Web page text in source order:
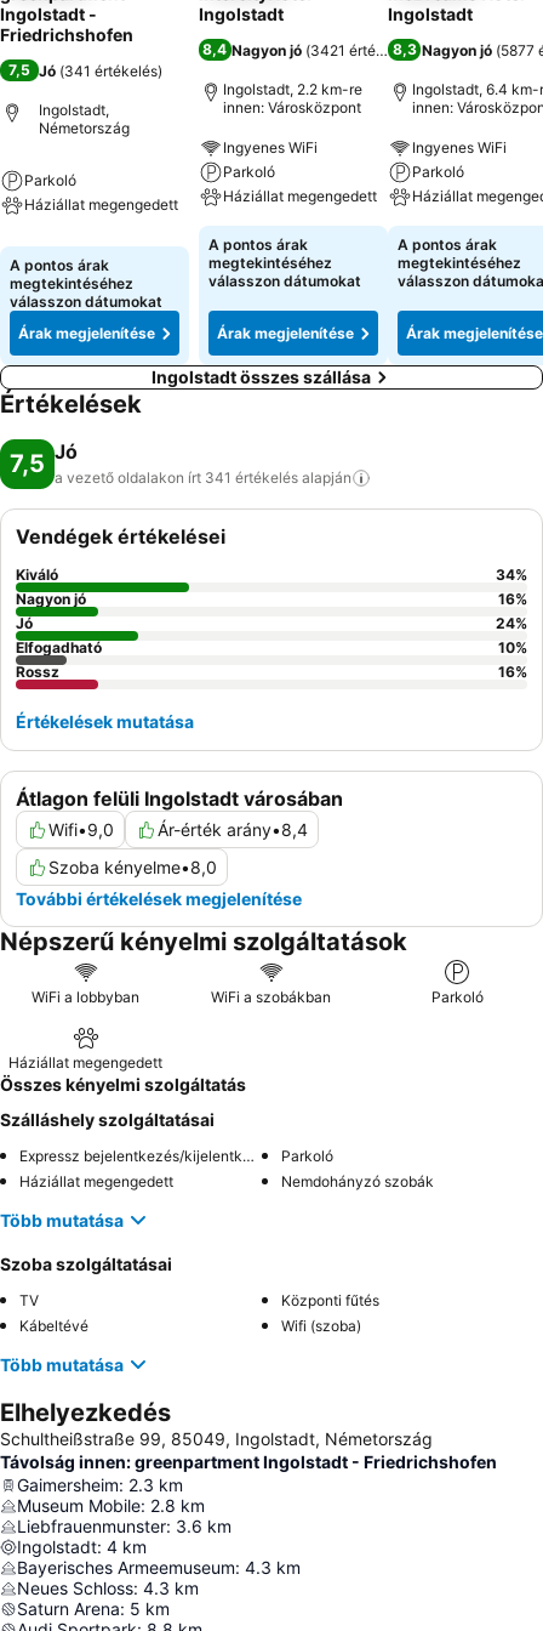
Ingolstadt -
Friedrichshofen
7,5 Jó (341 értékelés)
Ingolstadt,
Németország
Parkoló
Háziállat megengedett
A pontos árak
megtekintéséhez
válasszon dátumokat
Árak megjelenítése
Ingolstadt
8,4 Nagyon jó (3421 értékelés)
Ingolstadt, 2.2 km-re
innen: Városközpont
Ingyenes WiFi
Parkoló
Háziállat megengedett
A pontos árak
megtekintéséhez
válasszon dátumokat
Árak megjelenítése
Ingolstadt
8,3 Nagyon jó (5877
Ingolstadt, 6.4 km-
innen:
Ingyenes WiFi
Parkoló
Háziállat
A pontos árak
megtekintéséhez
válasszon
Árak megjelenítése
Ingolstadt összes szállása
Értékelések
7,5 Jó
a vezető oldalakon írt 341 értékelés alapján
Átlagon felüli Ingolstadt városában
Wifi•9,0 Ár-érték arány•8,4
Szoba kényelme•8,0
További értékelések megjelenítése
Vendégek értékelései
Kiváló 34%
Nagyon jó
16%
Jó
24%
Elfogadható
10%
Rossz
16%
Értékelések mutatása
Népszerű kényelmi szolgáltatások
WiFi a lobbyban WiFi a szobákban Parkoló
Háziállat megengedett
Összes kényelmi szolgáltatás
Szálláshely szolgáltatásai
Expressz bejelentkezés/kijelentkezés
Parkoló
Háziállat megengedett
Nemdohányzó szobák
Több mutatása
Szoba szolgáltatásai
TV
Központi fűtés
Kábeltévé
Wifi (szoba)
Több mutatása
Elhelyezkedés
Schultheißstraße 99, 85049, Ingolstadt, Németország
Távolság innen: greenpartment Ingolstadt - Friedrichshofen
Gaimersheim: 2.3 km
Museum Mobile: 2.8 km
Liebfrauenmunster: 3.6 km
Ingolstadt: 4 km
Bayerisches Armeemuseum: 4.3 km
Neues Schloss: 4.3 km
Saturn Arena: 5 km